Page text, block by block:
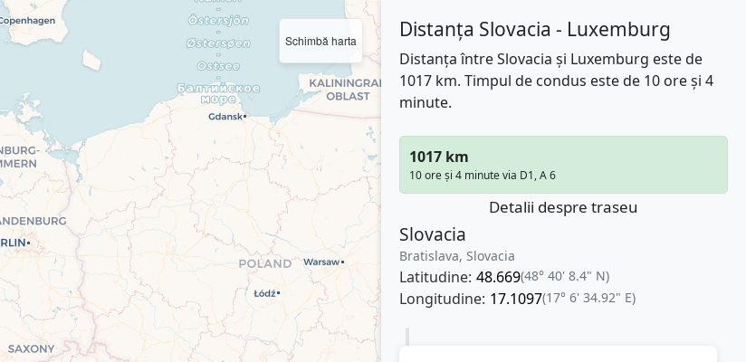
Schimbă harta Distanța Slovacia - Luxemburg
Distanța între Slovacia și Luxemburg este de
1017 km. Timpul de condus este de 10 ore și 4
minute.
1017 km
10 ore și 4 minute via D1, A 6
Detalii despre traseu
Slovacia
Bratislava, Slovacia
Latitudine: 48.669(48° 40' 8.4" N)
Longitudine: 17.1097(17° 6' 34.92" E)